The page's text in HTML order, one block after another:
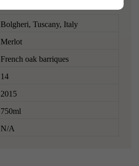
Bolgheri, Tuscany, Italy
Merlot
French oak barriques
14
2015
750ml
N/A